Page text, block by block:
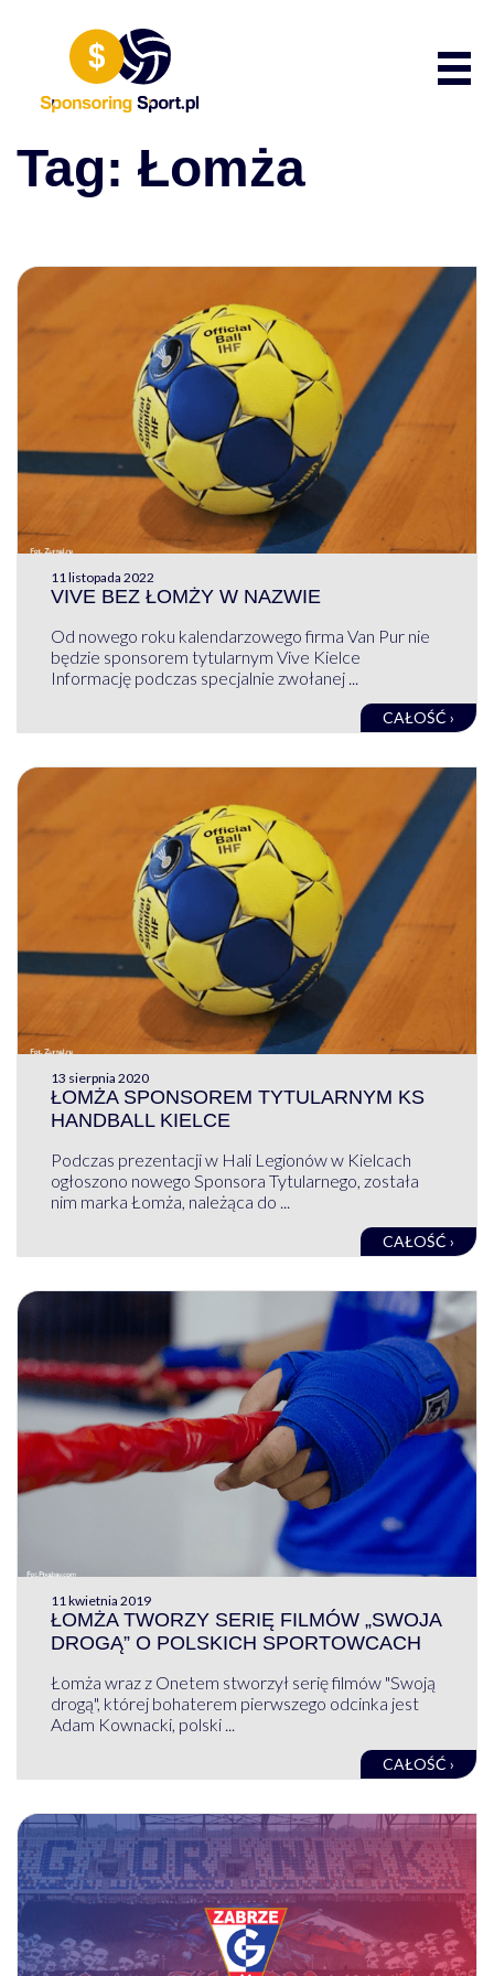
Tag: Łomża
11 listopada 2022
VIVE BEZ ŁOMŻY W NAZWIE
Od nowego roku kalendarzowego firma Van Pur nie
będzie sponsorem tytularnym Vive Kielce
Informację podczas specjalnie zwołanej ...
CAŁOŚĆ ›
13 sierpnia 2020
ŁOMŻA SPONSOREM TYTULARNYM KS
HANDBALL KIELCE
Podczas prezentacji w Hali Legionów w Kielcach
ogłoszono nowego Sponsora Tytularnego, została
nim marka Łomża, należąca do ...
CAŁOŚĆ ›
11 kwietnia 2019
ŁOMŻA TWORZY SERIĘ FILMÓW „SWOJA
DROGĄ” O POLSKICH SPORTOWCACH
Łomża wraz z Onetem stworzył serię filmów "Swoją
drogą", której bohaterem pierwszego odcinka jest
Adam Kownacki, polski ...
CAŁOŚĆ ›